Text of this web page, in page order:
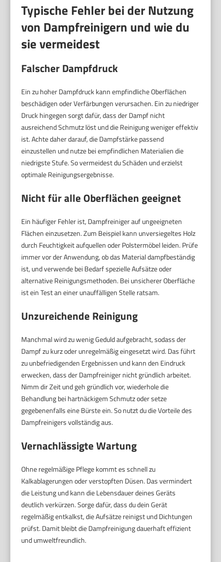
Typische Fehler bei der Nutzung
von Dampfreinigern und wie du
sie vermeidest
Falscher Dampfdruck
Ein zu hoher Dampfdruck kann empfindliche Oberflächen
beschädigen oder Verfärbungen verursachen. Ein zu niedriger
Druck hingegen sorgt dafür, dass der Dampf nicht
ausreichend Schmutz löst und die Reinigung weniger effektiv
ist. Achte daher darauf, die Dampfstärke passend
einzustellen und nutze bei empfindlichen Materialien die
niedrigste Stufe. So vermeidest du Schäden und erzielst
optimale Reinigungsergebnisse.
Nicht für alle Oberflächen geeignet
Ein häufiger Fehler ist, Dampfreiniger auf ungeeigneten
Flächen einzusetzen. Zum Beispiel kann unversiegeltes Holz
durch Feuchtigkeit aufquellen oder Polstermöbel leiden. Prüfe
immer vor der Anwendung, ob das Material dampfbeständig
ist, und verwende bei Bedarf spezielle Aufsätze oder
alternative Reinigungsmethoden. Bei unsicherer Oberfläche
ist ein Test an einer unauffälligen Stelle ratsam.
Unzureichende Reinigung
Manchmal wird zu wenig Geduld aufgebracht, sodass der
Dampf zu kurz oder unregelmäßig eingesetzt wird. Das führt
zu unbefriedigenden Ergebnissen und kann den Eindruck
erwecken, dass der Dampfreiniger nicht gründlich arbeitet.
Nimm dir Zeit und geh gründlich vor, wiederhole die
Behandlung bei hartnäckigem Schmutz oder setze
gegebenenfalls eine Bürste ein. So nutzt du die Vorteile des
Dampfreinigers vollständig aus.
Vernachlässigte Wartung
Ohne regelmäßige Pflege kommt es schnell zu
Kalkablagerungen oder verstopften Düsen. Das vermindert
die Leistung und kann die Lebensdauer deines Geräts
deutlich verkürzen. Sorge dafür, dass du dein Gerät
regelmäßig entkalkst, die Aufsätze reinigst und Dichtungen
prüfst. Damit bleibt die Dampfreinigung dauerhaft effizient
und umweltfreundlich.